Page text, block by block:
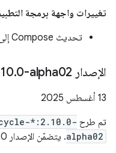
تغييرات واجهة برمجة
تحديث Compose إلى الإصدار 1.9.0 (
الإصدار ‎2 10.0-alpha02
‫13 أغسطس 2025
تم طرح *:2.10.0-
alpha02. يتضمّن الإصدار 2.10.0-alpha02